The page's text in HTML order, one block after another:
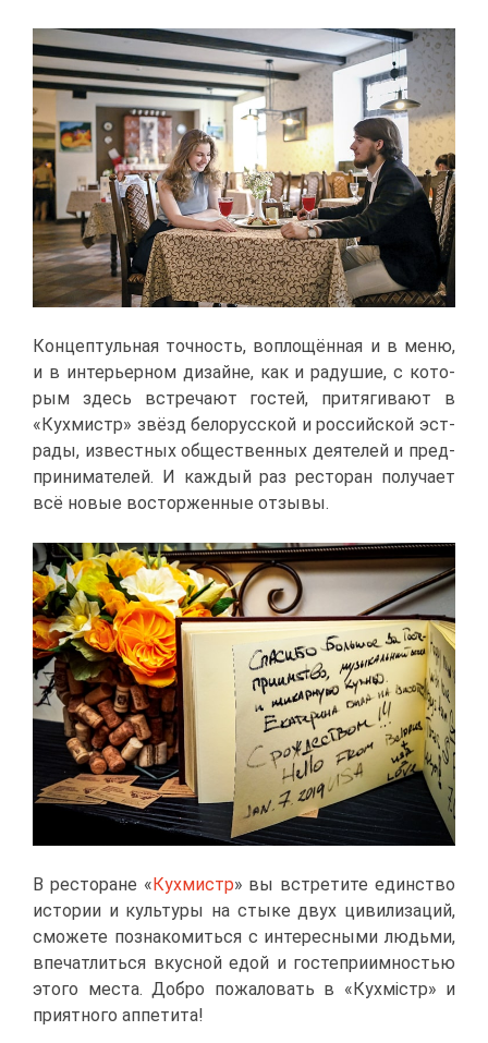
Кон­цеп­туль­ная точ­ность, во­пло­щён­ная и в ме­ню,
и в ин­те­рьер­ном ди­зайне, как и ра­ду­шие, с ко­то­
рым здесь встре­ча­ют го­стей, при­тя­ги­ва­ют в
«Кух­мистр» звёзд бе­ло­рус­ской и рос­сий­ской эст­
ра­ды, из­вест­ных об­ще­ствен­ных де­я­те­лей и пред­
при­ни­ма­те­лей. И каж­дый раз ре­сто­ран по­лу­ча­ет
всё но­вые вос­тор­жен­ные от­зы­вы.
В ре­сто­ране « Кух­мистр» вы встре­ти­те един­ство
ис­то­рии и куль­ту­ры на сты­ке двух ци­ви­ли­за­ций,
смо­же­те по­зна­ко­мить­ся с ин­те­рес­ны­ми лю­дь­ми,
впе­чат­лить­ся вкус­ной едой и го­сте­при­им­но­стью
это­го ме­ста. Доб­ро по­жа­ло­вать в «Кух­мiстр» и
при­ят­но­го ап­пе­ти­та!